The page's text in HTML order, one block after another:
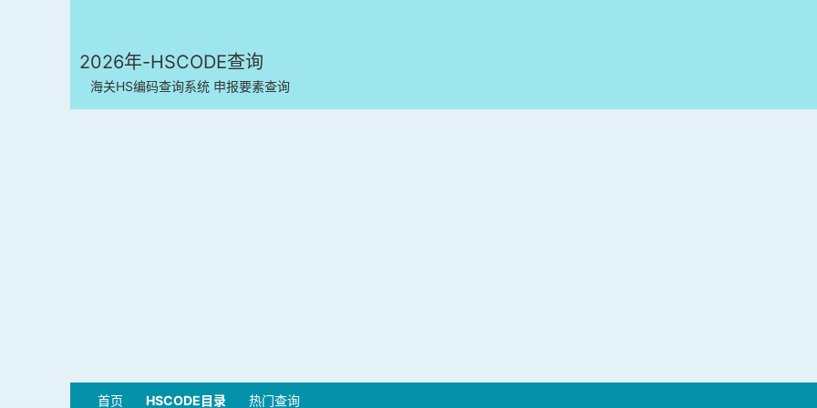
2026年-HSCODE查询
海关HS编码查询系统 申报要素查询
首页 HSCODE目录 热门查询